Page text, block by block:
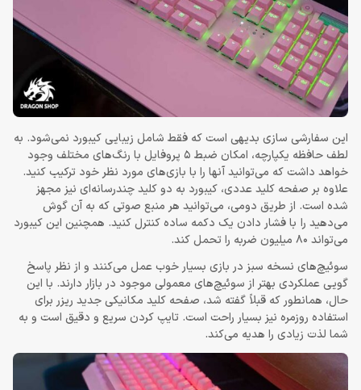
این سفارشی سازی بدیهی است که فقط شامل زیبایی کیبورد نمی‌شود. به
لطف حافظه یکپارچه، امکان ضبط 5 پروفایل با رنگ‌های مختلف وجود
خواهد داشت که می‌توانید آنها را با بازی‌های مورد نظر خود ترکیب کنید.
علاوه بر صفحه‌ کلید عددی، کیبورد به دو کلید چندرسانه‌ای نیز مجهز
شده است. از طریق دومی، می‌توانید هر منبع صوتی که به آن گوش
می‌دهید را با فشار دادن یک دکمه ساده کنترل کنید. همچنین این کیبورد
می‌تواند 80 میلیون ضربه را تحمل کند.
سوئیچ‌های نسخه سبز در بازی بسیار خوب عمل می‌کنند و از نظر پاسخ‌
گویی عملکردی بهتر از سوئیچ‌های معمولی موجود در بازار دارند. با این
حال، همانطور که قبلاً گفته شد، صفحه کلید مکانیکی جدید ریزر برای
استفاده روزمره نیز بسیار راحت است. تایپ کردن سریع و دقیق است و به
شما لذت زیادی را هدیه می‌کند.